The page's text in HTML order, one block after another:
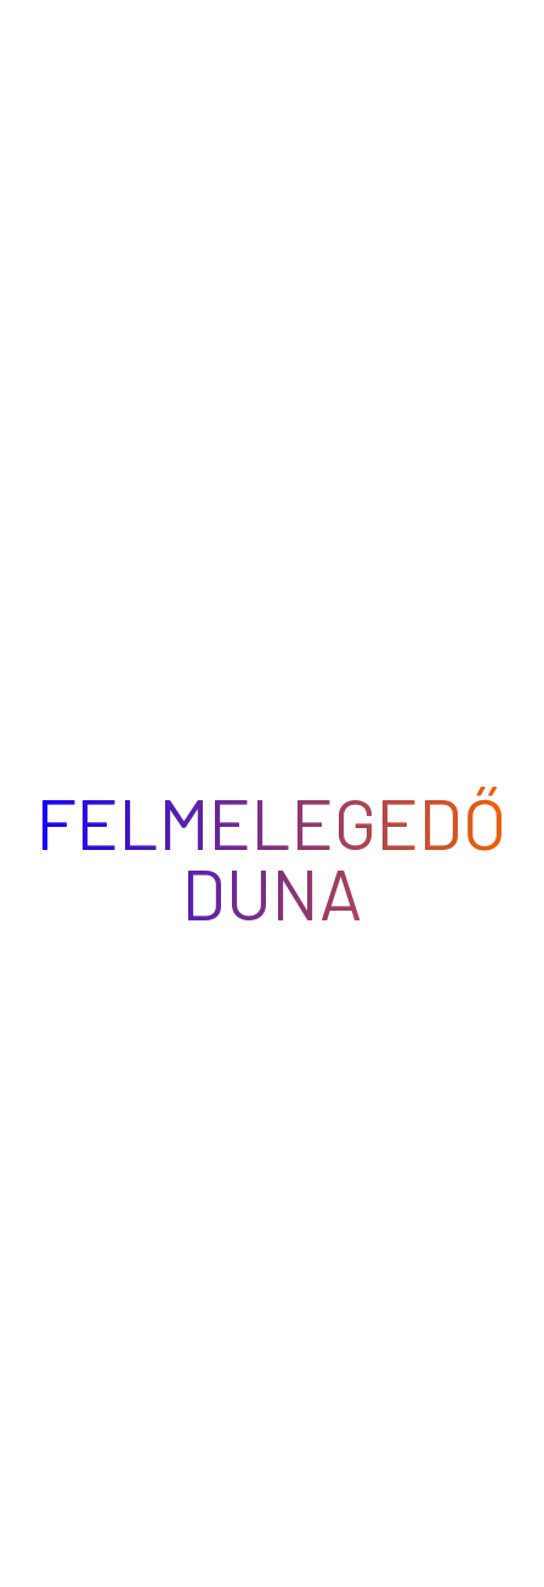
FELMELEGEDŐ
DUNA